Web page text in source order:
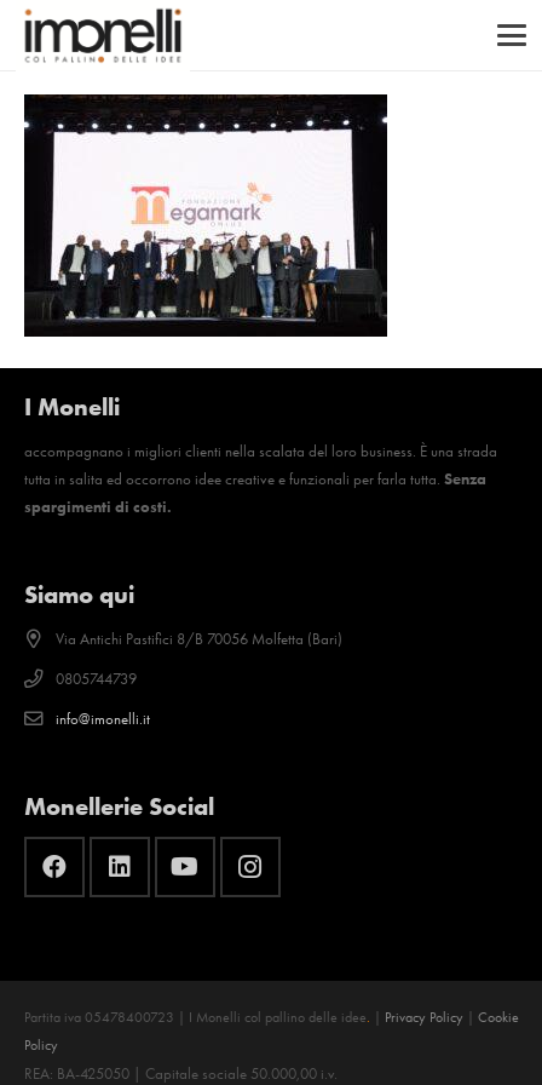
I Monelli
accompagnano i migliori clienti nella scalata del loro business. È una strada
tutta in salita ed occorrono idee creative e funzionali per farla tutta. Senza
spargimenti di costi.
Siamo qui
Via Antichi Pastifici 8/B 70056 Molfetta (Bari)
0805744739
info@imonelli.it
Monellerie Social
Partita iva 05478400723 | I Monelli col pallino delle idee. Privacy Policy
Cookie
Policy
REA: BA-425050 | Capitale sociale 50.000,00 i.v.